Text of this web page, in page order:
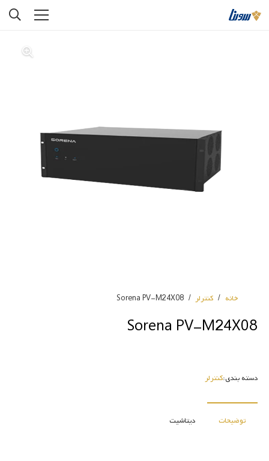
خانه / کنترلر /
Sorena PV-M24X08
Sorena PV-M24X08
دسته بندی:کنترلر
توضیحات دیتاشیت